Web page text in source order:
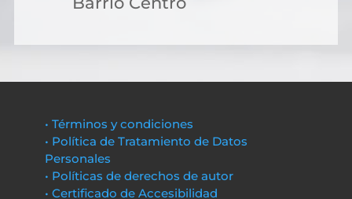
• Términos y condiciones
• Política de Tratamiento de Datos
Personales
• Políticas de derechos de autor
• Certificado de Accesibilidad